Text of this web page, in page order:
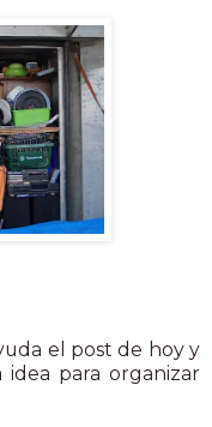
el post de hoy y
para organizar